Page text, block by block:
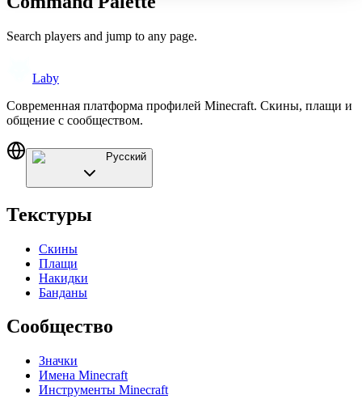
Search players and jump to any page.
Laby
Современная платформа профилей Minecraft. Скины, плащи и
общение с сообществом.
Русский
Текстуры
Скины
Плащи
Накидки
Банданы
Сообщество
Значки
Имена Minecraft
Инструменты Minecraft